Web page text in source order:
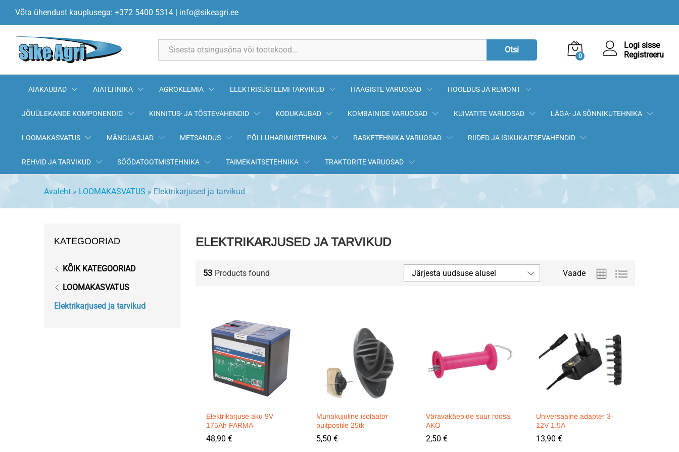
Võta ühendust kauplusega: +372 5400 5314 | info@sikeagri.ee
Otsi
0
Logi sisse
Registreeru
AIAKAUBAD AIATEHNIKA AGROKEEMIA ELEKTRISÜSTEEMI TARVIKUD HAAGISTE VARUOSAD HOOLDUS JA REMONT
JÕUÜLEKANDE KOMPONENDID KINNITUS- JA TÕSTEVAHENDID KODUKAUBAD KOMBAINIDE VARUOSAD KUIVATITE VARUOSAD LÄGA- JA SÕNNIKUTEHNIKA
LOOMAKASVATUS MÄNGUASJAD METSANDUS PÕLLUHARIMISTEHNIKA RASKETEHNIKA VARUOSAD RIIDED JA ISIKUKAITSEVAHENDID
REHVID JA TARVIKUD SÖÖDATOOTMISTEHNIKA TAIMEKAITSETEHNIKA TRAKTORITE VARUOSAD
Avaleht » LOOMAKASVATUS » Elektrikarjused ja tarvikud
ELEKTRIKARJUSED JA TARVIKUD
53 Products found Vaade
Järjesta uudsuse alusel
Elektrikarjuse aku 9V
175Ah FARMA
48,90 €
48,90 €
Munakujuline isolaator
puitpostile 25tk
5,50 €
5,50 €
Väravakäepide suur roosa
AKO
2,50 €
2,50 €
Universaalne adapter 3-
12V 1.5A
13,90 €
13,90 €
KATEGOORIAD
KÕIK KATEGOORIAD
LOOMAKASVATUS
Elektrikarjused ja tarvikud